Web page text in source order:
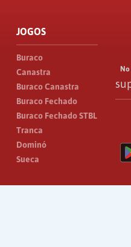
JOGOS
Buraco
Canastra
Buraco Canastra
Buraco Fechado
Buraco Fechado STBL
Tranca
Dominó
Sueca